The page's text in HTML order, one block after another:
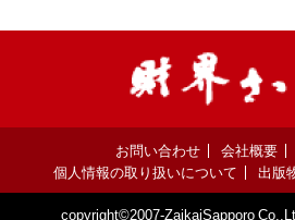
お問い合わせ 会社概要
個人情報の取り扱いについて
出版
copyright©2007-ZaikaiSapporo